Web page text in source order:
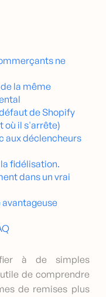
ne
la même
de Shopify
où il s'arrête)
aux déclencheurs
fidélisation.
dans un vrai
à de simples
de comprendre
de remises plus